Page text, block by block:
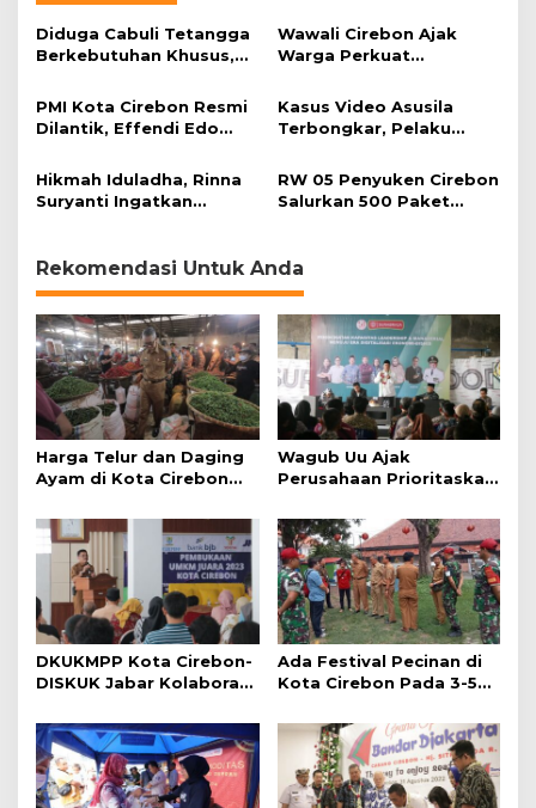
Diduga Cabuli Tetangga
Berkebutuhan Khusus,
Wawali Cirebon Ajak
Warga Perkuat
Momentum Harjad ke-
599
PMI Kota Cirebon Resmi
Dilantik, Effendi Edo
Bencana
Kasus Video Asusila
Terbongkar, Pelaku
Korban Baru
Hikmah Iduladha, Rinna
Suryanti Ingatkan
RW 05 Penyuken Cirebon
Salurkan 500 Paket
Rekomendasi Untuk Anda
Harga Telur dan Daging
Ayam di Kota Cirebon
Wagub Uu Ajak
Perusahaan Prioritaskan
DKUKMPP Kota Cirebon-
DISKUK Jabar Kolaborasi
2023
Ada Festival Pecinan di
Kota Cirebon Pada 3-5